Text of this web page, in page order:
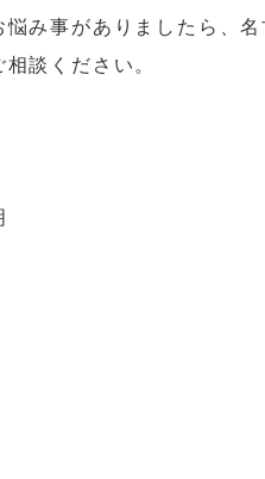
悩み事がありましたら、
談ください。